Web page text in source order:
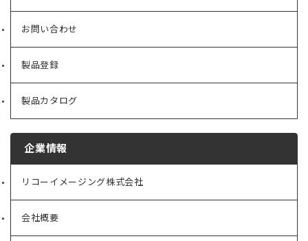
お問い合わせ
製品登録
製品カタログ
企業情報
リコーイメージング株式会社
（新
タ
ブ
会社概要
（新